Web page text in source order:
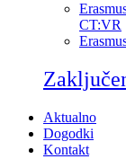
CT:VR
Aktualno
Dogodki
Kontakt